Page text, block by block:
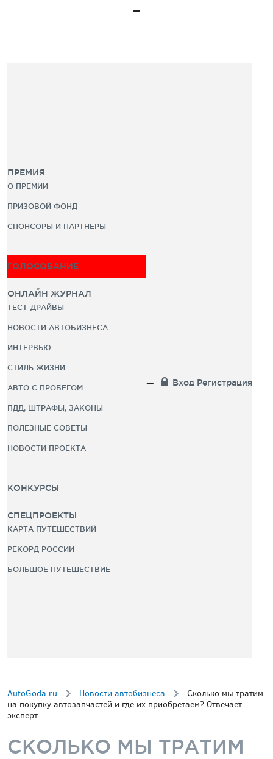
ПРЕМИЯ
О ПРЕМИИ
ПРИЗОВОЙ ФОНД
СПОНСОРЫ И ПАРТНЕРЫ
ГОЛОСОВАНИЕ
ОНЛАЙН ЖУРНАЛ
ТЕСТ-ДРАЙВЫ
НОВОСТИ АВТОБИЗНЕСА
ИНТЕРВЬЮ
СТИЛЬ ЖИЗНИ
АВТО С ПРОБЕГОМ
ПДД, ШТРАФЫ, ЗАКОНЫ
ПОЛЕЗНЫЕ СОВЕТЫ
НОВОСТИ ПРОЕКТА
КОНКУРСЫ
СПЕЦПРОЕКТЫ
КАРТА ПУТЕШЕСТВИЙ
РЕКОРД РОССИИ
БОЛЬШОЕ ПУТЕШЕСТВИЕ
Вход Регистрация
AutoGoda.ru Новости автобизнеса
Сколько мы тратим
на покупку автозапчастей и где их приобретаем? Отвечает
эксперт
СКОЛЬКО МЫ ТРАТИМ